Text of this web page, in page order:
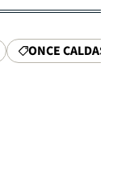
ONCE CALDAS